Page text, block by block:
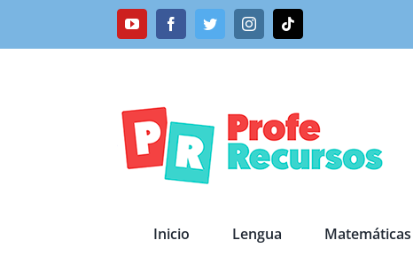
YouTubeFacebookTwitterInstagramTiktok
Inicio Lengua Matemáticas